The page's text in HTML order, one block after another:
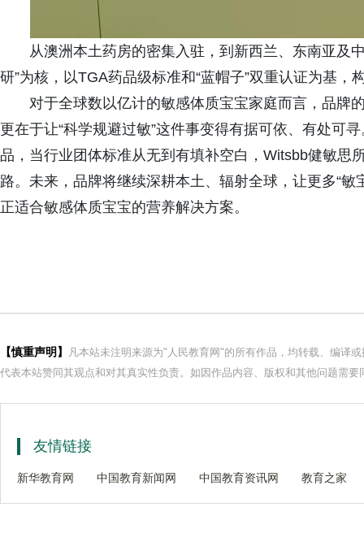
从澳洲本土药房的密集入驻，到新西兰、东南亚及
研”为核，以TGA药品级标准和“蓝帽子”双重认证为基
对于全球数以亿计的敏感体质宝宝家庭而言，品牌
更在于让“科学规避过敏”这件事变得有据可依、有处可
品，当行业团体标准从无到有填补空白，Witsbb健敏思
路。未来，品牌将继续深耕本土、辐射全球，让更多“敏
正适合敏感体质宝宝的营养解决方案。
【慎重声明】
凡本站未注明来源为"人民教育网"的所有作品，均转载、编译
代表本站赞同其观点和对其真实性负责。如因作品内容、版权和其他问题需
友情链接
新华教育网 中国教育新闻网 中国教育资讯网 教育之家